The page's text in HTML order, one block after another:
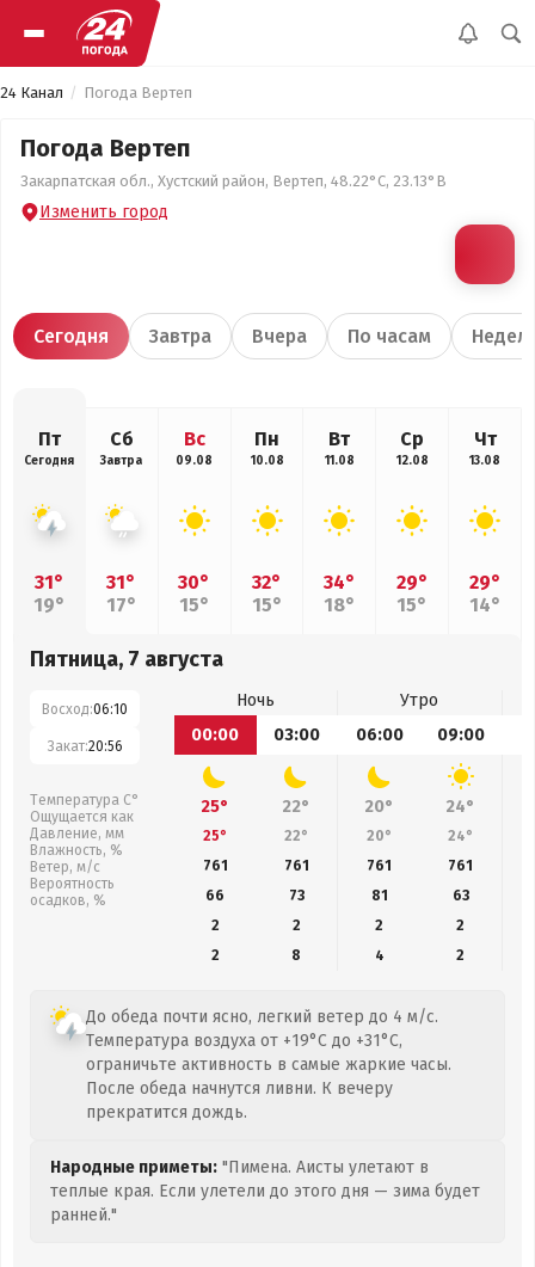
24 Канал Погода Вертеп
Погода Вертеп
Закарпатская обл., Хустский район, Вертеп, 48.22°С, 23.13°В
Изменить город
Сегодня Завтра Вчера По часам
Пт
Сегодня
31°
19°
Сб
Завтра
31°
17°
Вс
09.08
30°
15°
Пн
10.08
32°
15°
Вт
11.08
34°
18°
Ср
12.08
29°
15°
Чт
13.08
29°
14°
Пятница, 7 августа
Восход:06:10
Закат:20:56
Температура С°
Ощущается как
Давление, мм
Влажность, %
Ветер, м/с
Вероятность
осадков, %
Ночь
Утро
00:00
03:00 06:00 09:00
25° 22° 20° 24°
25° 22° 20° 24°
761
761 761 761
66
73 81 63
2
2 2
2
2
8 4 2
До обеда почти ясно, легкий ветер до 4 м/с.
Температура воздуха от +19°C до +31°C,
ограничьте активность в самые жаркие часы.
После обеда начнутся ливни. К вечеру
прекратится дождь.
Народные приметы: "Пимена. Аисты улетают в
теплые края. Если улетели до этого дня — зима будет
ранней."